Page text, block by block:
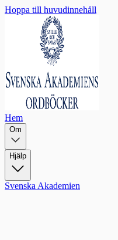
Hoppa till huvudinnehåll
Hem
Om
Hjälp
Svenska Akademien